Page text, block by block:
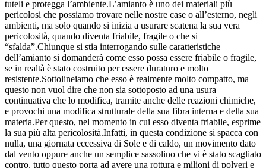
tuteli e protegga l’ambiente.L’amianto è uno dei materiali più
pericolosi che possiamo trovare nelle nostre case o all’esterno, negli
ambienti, ma solo quando si inizia a usurare scatena la sua vera
pericolosità, quando diventa friabile, fragile o che si
“sfalda”.Chiunque si stia interrogando sulle caratteristiche
dell’amianto si domanderà come esso possa essere friabile o fragile,
se in realtà è stato costruito per essere duraturo e molto
resistente.Sottolineiamo che esso è realmente molto compatto, ma
questo non vuol dire che non sia sottoposto ad una usura
continuativa che lo modifica, tramite anche delle reazioni chimiche,
e provochi una modifica strutturale della sua fibra interna e della sua
materia.Per questo, nel momento in cui esso diventa friabile, esprime
la sua più alta pericolosità.Infatti, in questa condizione si spacca con
nulla, una giornata eccessiva di Sole e di caldo, un movimento dato
dal vento oppure anche un semplice sassolino che vi è stato scagliato
contro, tutto questo porta ad avere una rottura e milioni di polveri e